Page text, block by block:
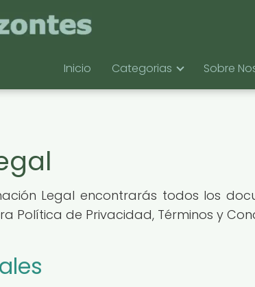
Inicio Categorias Sobre
Legal encontrarás todos los
Política de Privacidad, Términos y